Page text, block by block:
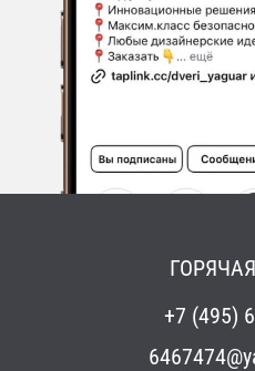
+7 (495)